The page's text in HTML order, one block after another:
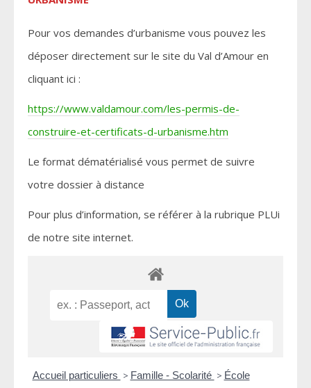
Pour vos demandes d’urbanisme vous pouvez les
déposer directement sur le site du Val d’Amour en
cliquant ici :
https://www.valdamour.com/les-permis-de-
construire-et-certificats-d-urbanisme.htm
Le format dématérialisé vous permet de suivre
votre dossier à distance
Pour plus d’information, se référer à la rubrique PLUi
de notre site internet.
Accueil particuliers > Famille - Scolarité > École